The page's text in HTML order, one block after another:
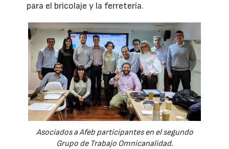
para el bricolaje y la ferretería.
Asociados a Afeb participantes en el segundo
Grupo de Trabajo Omnicanalidad.